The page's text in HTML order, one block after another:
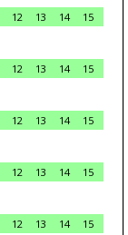
12 13 14
15
12 13 14
15
12 13 14
15
12 13 14
15
12 13 14
15